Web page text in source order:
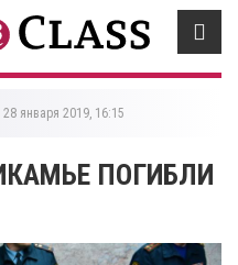
28 января 2019, 16:15
ПОГИБЛИ